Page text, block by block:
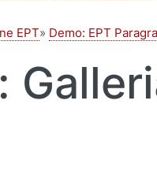
EPT Demo: EPT